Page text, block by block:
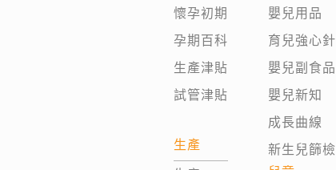
懷孕初期
孕期百科
生產津貼
試管津貼
生產
嬰兒用品
育兒強心針
嬰兒副食品
嬰兒新知
成長曲線
新生兒篩檢